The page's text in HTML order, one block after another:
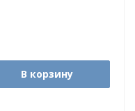
В корзину